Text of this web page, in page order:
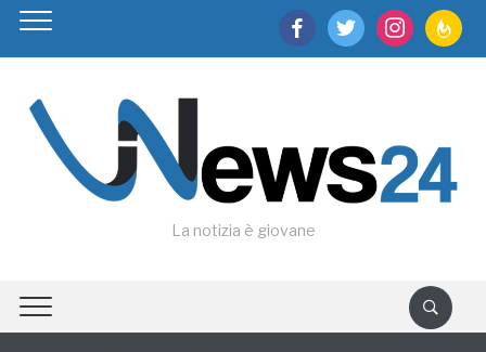
facebooktwitter instagram
La notizia è giovane